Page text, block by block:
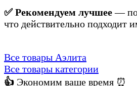
✅ Рекомендуем лучшее—
что действительно подходит
Все товары Аэлита
Все товары категории
👍 Экономим ваше время ⏰